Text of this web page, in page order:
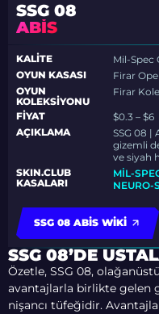
SSG 08
ABIS
KALITE
Mil-Spec
OYUN KASASI
Firar
OYUN
KOLEKSIYONU
Firar
FIYAT
$0.3 – $6
AÇIKLAMA
SSG 08 |
gizemli
ve siyah
SKIN.CLUB
KASALARI
MİL-
NEURO-
SSG 08 ABIS WIKI
SSG 08’DE
Özetle, SSG 08,
avantajlarla birlikte gelen
nişancı tüfeğidir.